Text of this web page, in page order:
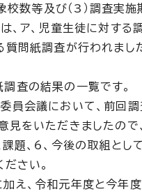
象校数等及び（3）調査実
、ア、児童生徒に対する
質問紙調査が行われまし
査の結果の一覧です。
員会議において、前回
見をいただきましたの
題、6、今後の取組とし
さい。
え、令和元年度と今年